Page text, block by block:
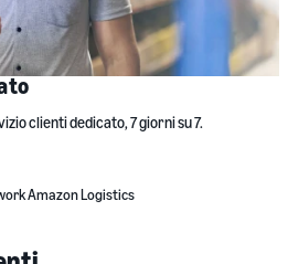
clienti dedicato, 7 giorni su 7.
Amazon Logistics